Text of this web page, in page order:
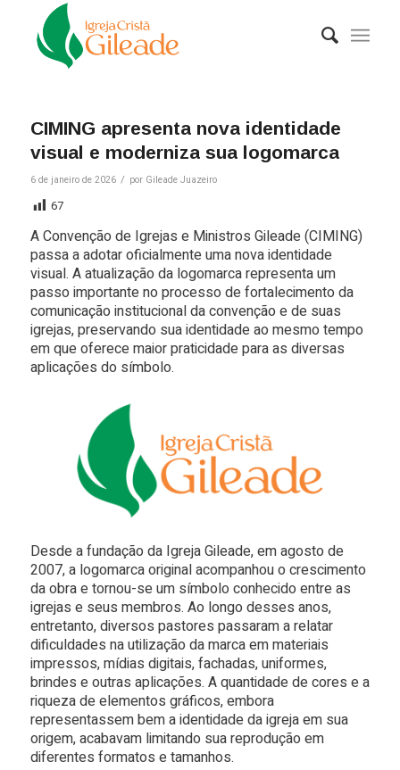
CIMING apresenta nova identidade
visual e moderniza sua logomarca
6 de janeiro de 2026 / por Gileade Juazeiro
67
A Convenção de Igrejas e Ministros Gileade (CIMING)
passa a adotar oficialmente uma nova identidade
visual. A atualização da logomarca representa um
passo importante no processo de fortalecimento da
comunicação institucional da convenção e de suas
igrejas, preservando sua identidade ao mesmo tempo
em que oferece maior praticidade para as diversas
aplicações do símbolo.
Desde a fundação da Igreja Gileade, em agosto de
2007, a logomarca original acompanhou o crescimento
da obra e tornou-se um símbolo conhecido entre as
igrejas e seus membros. Ao longo desses anos,
entretanto, diversos pastores passaram a relatar
dificuldades na utilização da marca em materiais
impressos, mídias digitais, fachadas, uniformes,
brindes e outras aplicações. A quantidade de cores e a
riqueza de elementos gráficos, embora
representassem bem a identidade da igreja em sua
origem, acabavam limitando sua reprodução em
diferentes formatos e tamanhos.